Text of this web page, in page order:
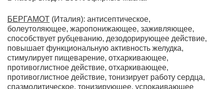
БЕРГАМОТ (Италия): антисептическое,
болеутоляющее, жаропонижающее, заживляющее,
способствует рубцеванию, дезодорирующее действие,
повышает функциональную активность желудка,
стимулирует пищеварение, отхаркивающее,
противоглистное действие, отхаркивающее,
противоглистное действие, тонизирует работу сердца,
спазмолитическое, тонизирующее, успокаивающее